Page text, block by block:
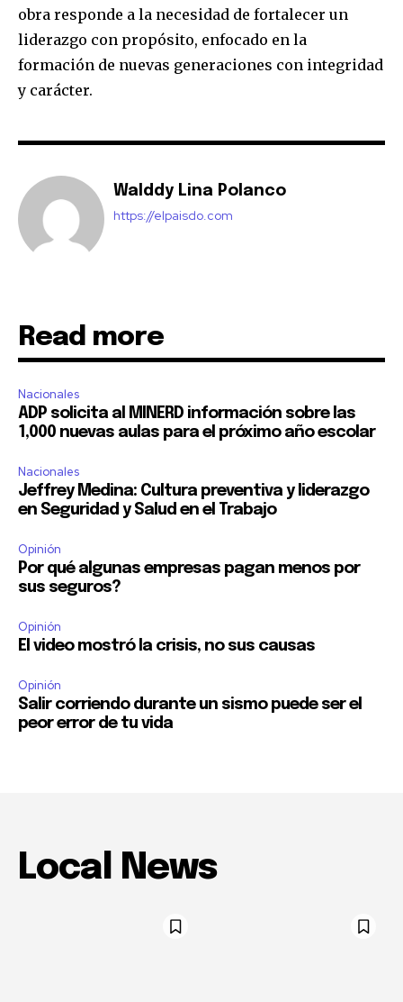
obra responde a la necesidad de fortalecer un
liderazgo con propósito, enfocado en la
formación de nuevas generaciones con integridad
y carácter.
Walddy Lina Polanco
https://elpaisdo.com
Read more
Nacionales
ADP solicita al MINERD información sobre las
1,000 nuevas aulas para el próximo año escolar
Nacionales
Jeffrey Medina: Cultura preventiva y liderazgo
en Seguridad y Salud en el Trabajo
Opinión
Por qué algunas empresas pagan menos por
sus seguros?
Opinión
El video mostró la crisis, no sus causas
Opinión
Salir corriendo durante un sismo puede ser el
peor error de tu vida
Local News